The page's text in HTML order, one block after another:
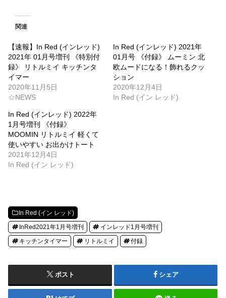
関連
【速報】In Red (インレッド)
2021年 01月号増刊 《特別付
録》 リトルミイ キッチンタ
イマー
2020年11月5日
☆NEWS
In Red (インレッド) 2021年
01月号 《付録》 ムーミン 北
欧ムードになる！飾れるクッ
ション
2020年12月4日
In Red (イン レッド)
In Red (インレッド) 2022年
1月号増刊 《付録》
MOOMIN リトルミイ 軽くて
使いやすい お出かけトート
2021年12月4日
In Red (イン レッド)
In Red (イン レッド)
InRed2021年1月号増刊 インレッド1月号増刊
キッチンタイマー リトルミイ 付録
ポスト シェア